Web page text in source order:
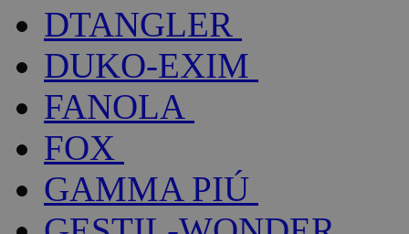
DTANGLER
DUKO-EXIM
FANOLA
FOX
GAMMA PIÚ